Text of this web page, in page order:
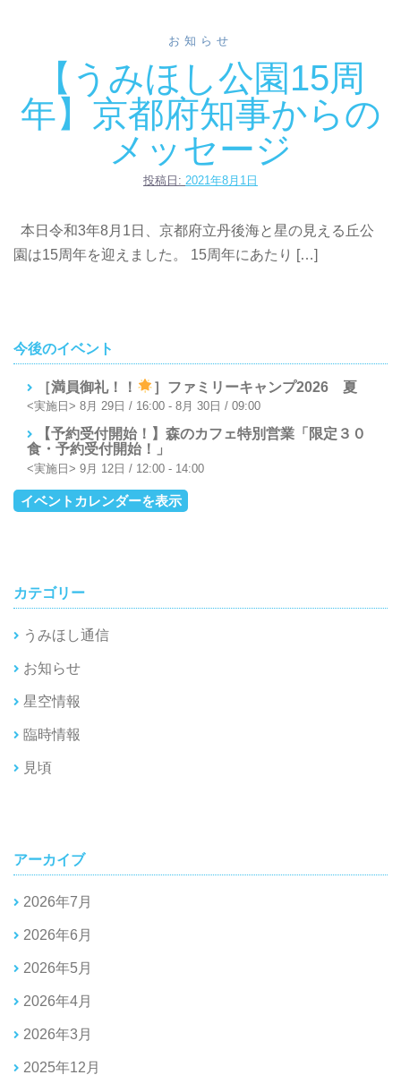
お知らせ
【うみほし公園15周
年】京都府知事からの
メッセージ
投稿日: 2021年8月1日
本日令和3年8月1日、京都府立丹後海と星の見える丘公
園は15周年を迎えました。 15周年にあたり […]
今後のイベント
［満員御礼！！ ］ファミリーキャンプ2026 夏
8月 29日 / 16:00 - 8月 30日 / 09:00
【予約受付開始！】森のカフェ特別営業「限定３０
食・予約受付開始！」
9月 12日 / 12:00 - 14:00
イベントカレンダーを表示
カテゴリー
うみほし通信
お知らせ
星空情報
臨時情報
見頃
アーカイブ
2026年7月
2026年6月
2026年5月
2026年4月
2026年3月
2025年12月